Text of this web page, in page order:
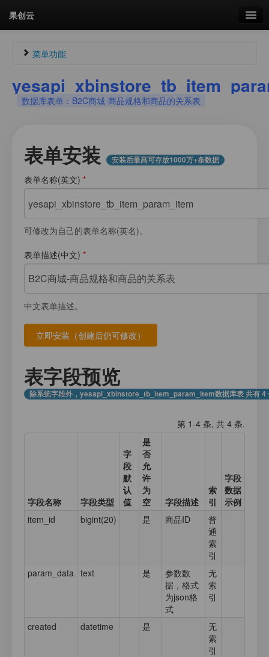
果创云
云存储
套餐 加流量
登录
接口测试
菜单功能
Guest093875464 未认证
统计更新于 01:16:32
菜单
图片文件素材库
会员管理
我的数据库
应用计数器
应用元数据
应用集合数据
业务日志
数据库表单：B2C商城-商品规格和商品的关系表
表单安装 安装后最高可存放1000万+条数据
表单名称(英文) *
可修改为自己的表单名称(英名)。
表单描述(中文) *
中文表单描述。
表字段预览
除系统字段外，yesapi_xbinstore_tb_item_param_item数据库表 共有 4
第 1-4 条, 共 4 条.
字段名称 字段类型
字
段
默
认
值
是
否
允
许
为
空
字段描述
索
引
字段
数据
示例
item_id
bigint(20) 是 商品ID
普
通
索
引
param_data text 是
参数数
据，格式
为json格
式
无
索
引
created datetime 是
无
索
引